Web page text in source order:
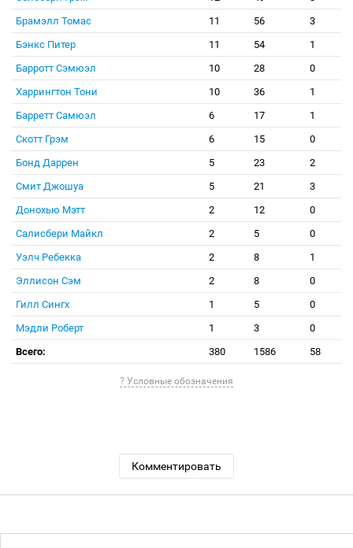
Брамэлл Томас
11 56
3
Бэнкс Питер
11 54
1
Барротт Сэмюэл
10 28
0
Харрингтон Тони
10 36
1
Барретт Самюэл
6 17
1
Скотт Грэм
6 15
0
Бонд Даррен
5 23
2
Смит Джошуа
5 21
3
Донохью Мэтт
2 12
0
Салисбери Майкл
2 5
0
Уэлч Ребекка
2 8
1
Эллисон Сэм
2 8
0
Гилл Сингх
1 5
0
Мэдли Роберт
1 3
0
Всего:
380 1586 58
? Условные обозначения
Комментировать